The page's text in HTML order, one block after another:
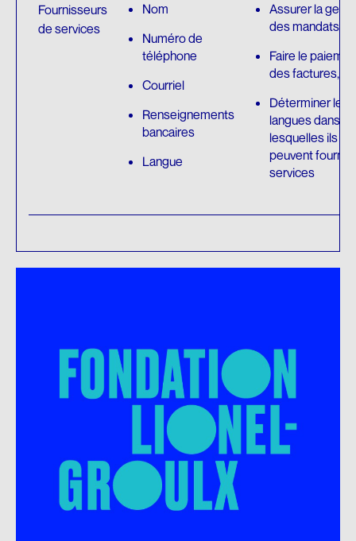
Fournisseurs
de services
Nom
Numéro de
téléphone
Courriel
Renseignements
bancaires
Langue
Assurer la
des mandats
Faire le
des factures,
Déterminer les
langues dans
lesquelles ils
peuvent fournir
services